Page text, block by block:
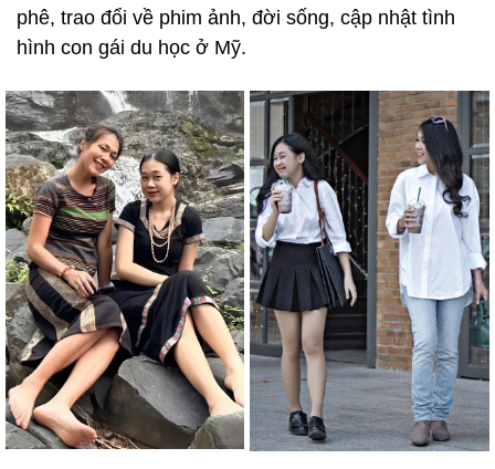
phê, trao đổi về phim ảnh, đời sống, cập nhật tình
hình con gái du học ở Mỹ.